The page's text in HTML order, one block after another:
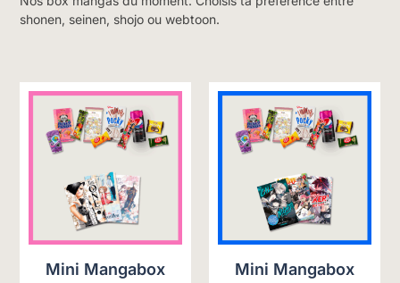
shonen, seinen, shojo ou webtoon.
Mini Mangabox
Mini Mangabox